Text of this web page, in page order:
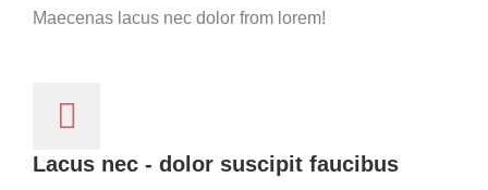
Maecenas lacus nec dolor from lorem!
Lacus nec - dolor suscipit faucibus